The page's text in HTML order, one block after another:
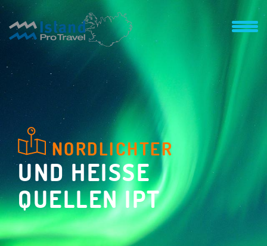
NORDLICHTER
UND HEISSE
QUELLEN IPT